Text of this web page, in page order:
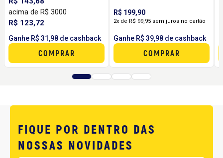
acima de R$ 3000
R$ 123,72
Ganhe R$ 31,98 de cashback
COMPRAR
R$ 199,90
2x de R$ 99,95 sem juros no cartão
Ganhe R$ 39,98 de cashback
COMPRAR
FIQUE POR DENTRO DAS
NOSSAS NOVIDADES